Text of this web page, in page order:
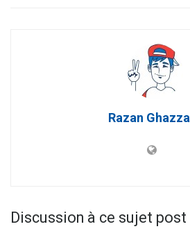
Razan
Discussion à ce sujet post